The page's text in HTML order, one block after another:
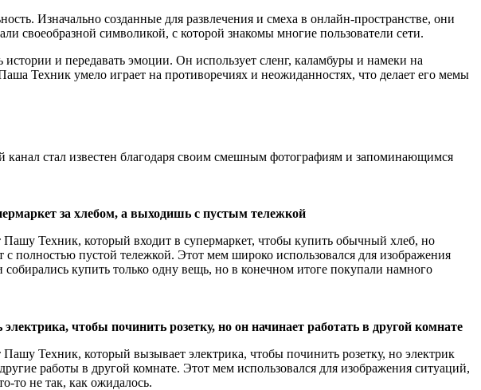
Изначально созданные для развлечения и смеха в онлайн-пространстве, они
своеобразной символикой, с которой знакомы многие пользователи сети.
и передавать эмоции. Он использует сленг, каламбуры и намеки на
Техник умело играет на противоречиях и неожиданностях, что делает его мемы
стал известен благодаря своим смешным фотографиям и запоминающимся
за хлебом, а выходишь с пустым тележкой
Пашу Техник, который входит в супермаркет, чтобы купить обычный хлеб, но
с полностью пустой тележкой. Этот мем широко использовался для изображения
собирались купить только одну вещь, но в конечном итоге покупали намного
чтобы починить розетку, но он начинает работать в другой комнате
Техник, который вызывает электрика, чтобы починить розетку, но электрик
работы в другой комнате. Этот мем использовался для изображения ситуаций,
то не так, как ожидалось.